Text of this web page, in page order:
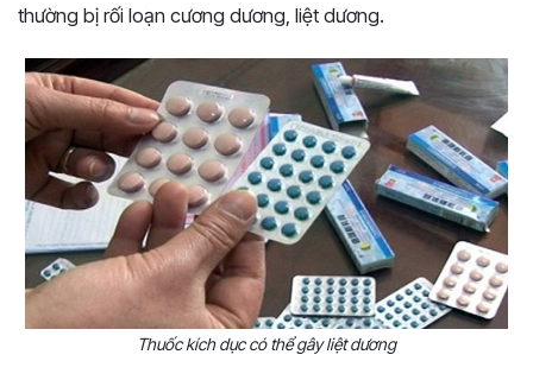
thường bị rối loạn cương dương, liệt dương.
Thuốc kích dục có thể gây liệt dương